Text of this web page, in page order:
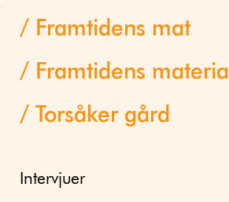
Framtidens mat
Framtidens material
Torsåker gård
Intervjuer